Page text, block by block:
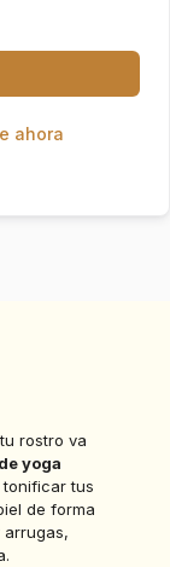
ahora
rostro va
yoga
tus
de forma